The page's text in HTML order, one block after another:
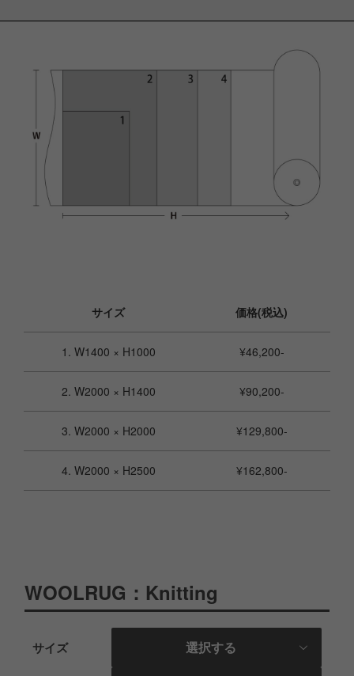
サイズ 価格(税込)
1. W1400 × H1000 ¥46,200-
2. W2000 × H1400 ¥90,200-
3. W2000 × H2000 ¥129,800-
4. W2000 × H2500 ¥162,800-
WOOLRUG：Knitting
サイズ 選択する